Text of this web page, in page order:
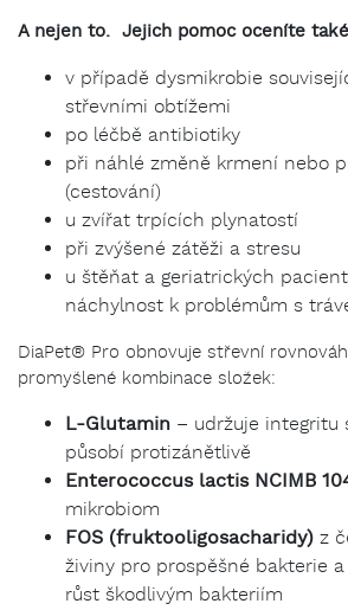
A nejen to. Jejich pomoc oceníte
v případě dysmikrobie
střevními obtížemi
po léčbě antibiotiky
při náhlé změně krmení nebo
(cestování)
u zvířat trpících plynatostí
při zvýšené zátěži a stresu
u štěňat a geriatrických
náchylnost k problémům s
DiaPet® Pro obnovuje střevní
promyšlené kombinace složek:
L-Glutamin – udržuje integritu
působí protizánětlivě
Enterococcus lactis NCIMB
mikrobiom
FOS (fruktooligosacharidy) z
živiny pro prospěšné bakterie
růst škodlivým bakteriím